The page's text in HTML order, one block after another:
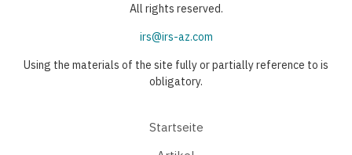
All rights reserved.
irs@irs-az.com
Using the materials of the site fully or partially reference to is
obligatory.
Startseite